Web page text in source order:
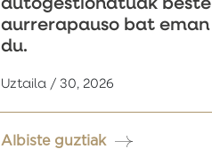
autogestionatuak beste
aurrerapauso bat eman
du.
Uztaila / 30, 2026
Albiste guztiak